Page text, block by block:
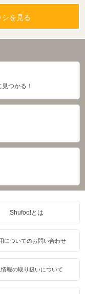
を見る
つかる！
Shufoo!とは
についてのお問い合わせ
報の取り扱いについて